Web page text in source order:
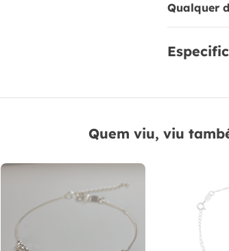
Qualquer
Quem viu, viu